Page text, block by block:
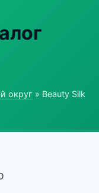
округ » Beauty Silk